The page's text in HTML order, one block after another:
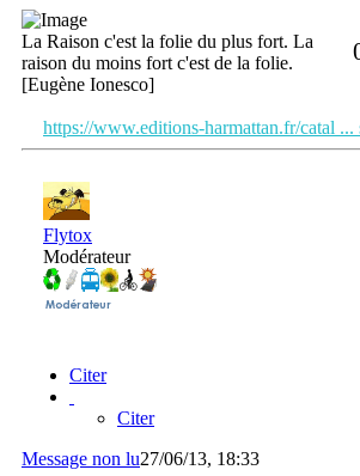
La Raison c'est la folie du plus fort. La
raison du moins fort c'est de la folie.
[Eugène Ionesco]
https://www.editions-harmattan.fr/catal ...
Flytox
Modérateur
Citer
Citer
Message non lu27/06/13, 18:33